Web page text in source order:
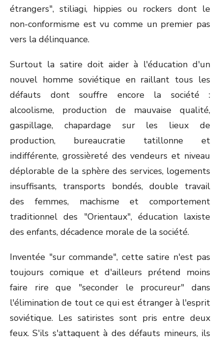
étrangers", stiliagi, hippies ou rockers dont le
non-conformisme est vu comme un premier pas
vers la délinquance.
Surtout la satire doit aider à l'éducation d'un
nouvel homme soviétique en raillant tous les
défauts dont souffre encore la société :
alcoolisme, production de mauvaise qualité,
gaspillage, chapardage sur les lieux de
production, bureaucratie tatillonne et
indifférente, grossièreté des vendeurs et niveau
déplorable de la sphère des services, logements
insuffisants, transports bondés, double travail
des femmes, machisme et comportement
traditionnel des "Orientaux", éducation laxiste
des enfants, décadence morale de la société.
Inventée "sur commande", cette satire n'est pas
toujours comique et d'ailleurs prétend moins
faire rire que "seconder le procureur" dans
l'élimination de tout ce qui est étranger à l'esprit
soviétique. Les satiristes sont pris entre deux
feux. S'ils s'attaquent à des défauts mineurs, ils